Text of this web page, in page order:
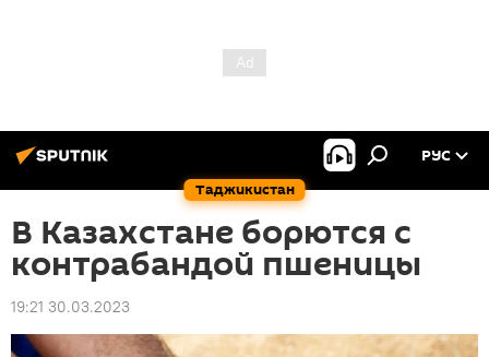
Таджикистан
РУС
В Казахстане борются с
контрабандой пшеницы
19:21 30.03.2023